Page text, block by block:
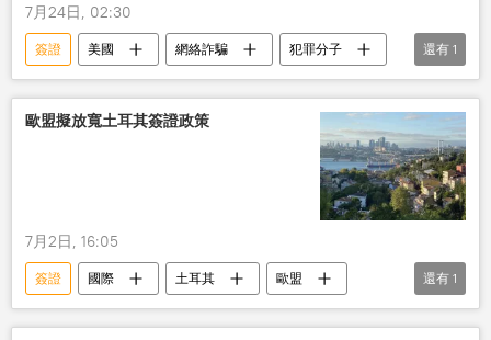
7月24日, 02:30
簽證 美國 網絡詐騙
犯罪分子
限制
還有 1
歐盟擬放寬土耳其簽證政策
7月2日, 16:05
簽證 國際 土耳其
歐盟
政策
還有 1